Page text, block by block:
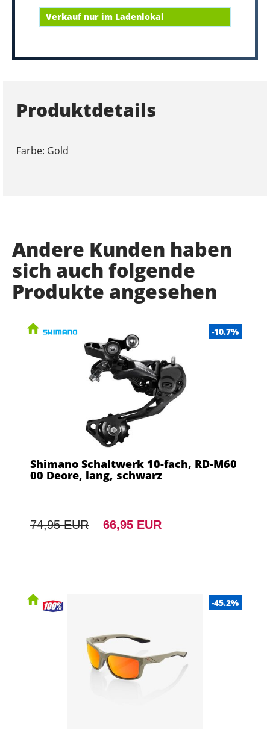
Verkauf nur im Ladenlokal
Produktdetails
Farbe: Gold
Andere Kunden haben
sich auch folgende
Produkte angesehen
-10.7%
Shimano Schaltwerk 10-fach, RD-M60
00 Deore, lang, schwarz
74,95 EUR 66,95 EUR
-45.2%